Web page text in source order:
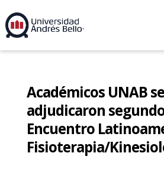
Académicos UNAB se
adjudicaron
Encuentro
Fisioterapia/